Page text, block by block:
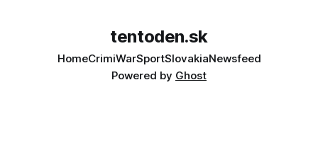
tentoden.sk
HomeCrimiWarSportSlovakiaNewsfeed
Powered by Ghost